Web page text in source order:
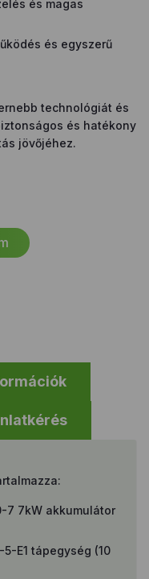
és magas
és egyszerű
technológiát és
és hatékony
jövőjéhez.
7 7kW akkumulátor
5-E1 tápegység (10